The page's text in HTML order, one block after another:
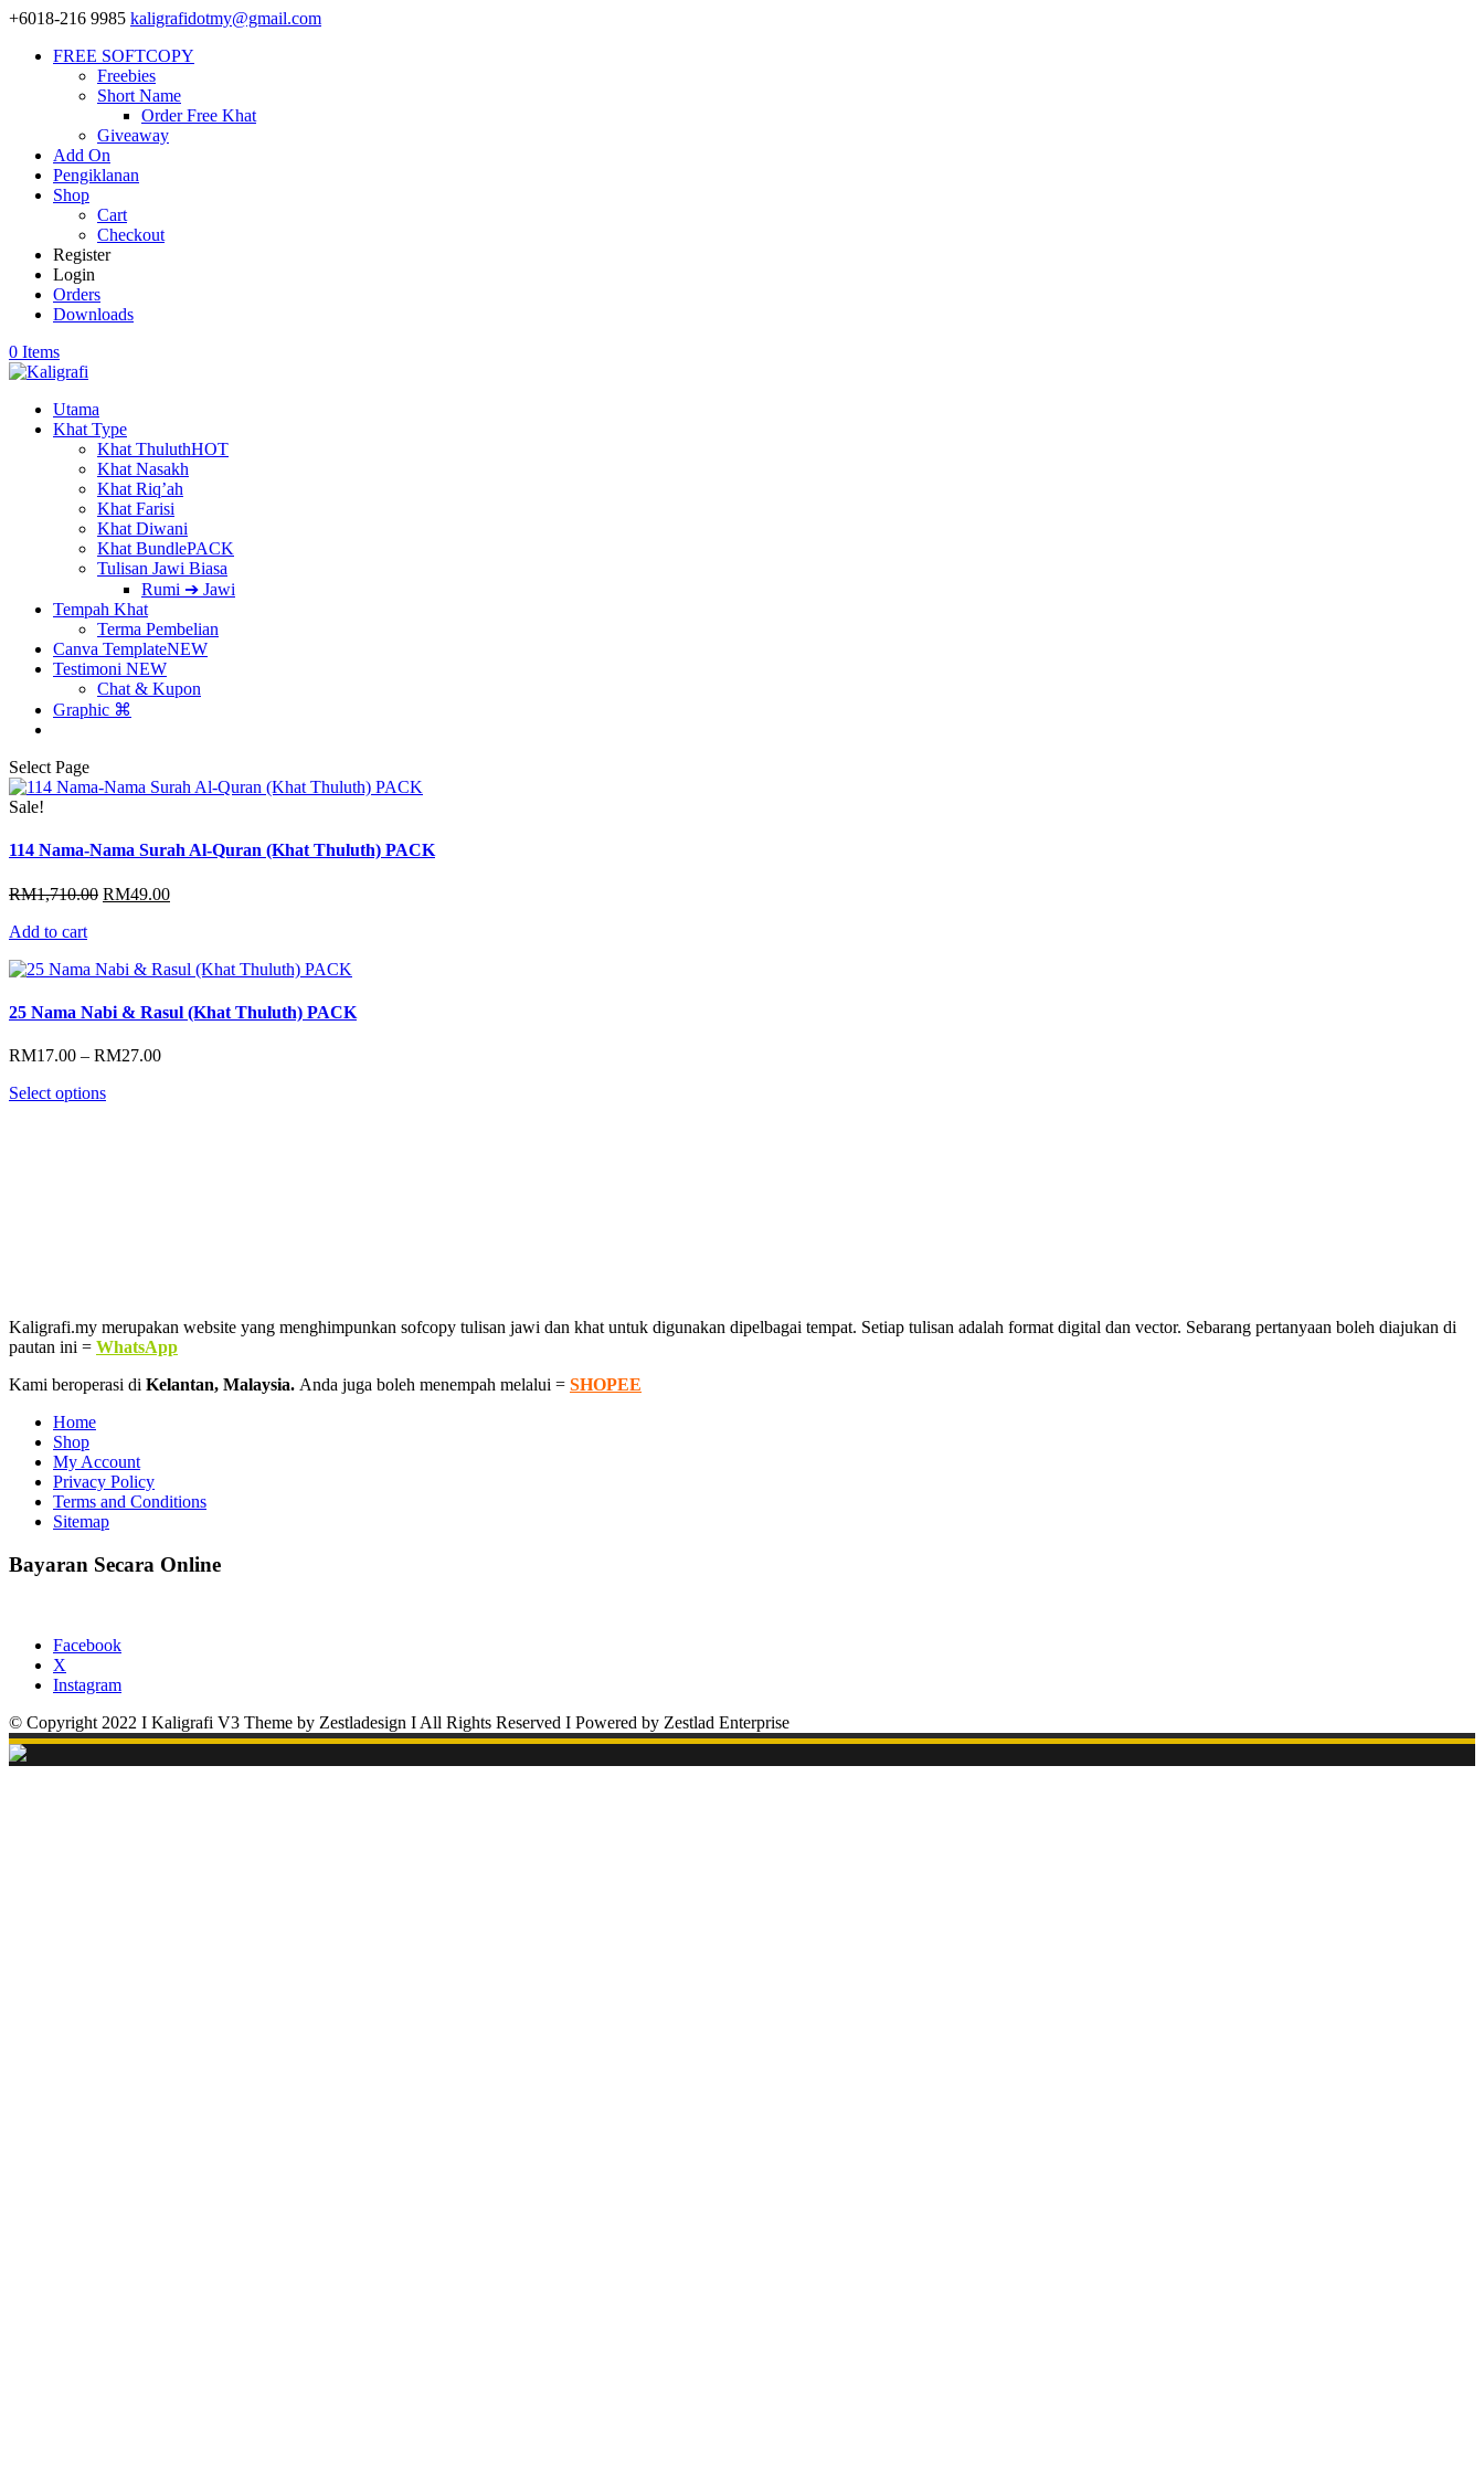
+6018-216 9985 kaligrafidotmy@gmail.com
FREE SOFTCOPY
Freebies
Short Name
Order Free Khat
Giveaway
Add On
Pengiklanan
Shop
Cart
Checkout
Register
Login
Orders
Downloads
0 Items
Utama
Khat Type
Khat ThuluthHOT
Khat Nasakh
Khat Riq’ah
Khat Farisi
Khat Diwani
Khat BundlePACK
Tulisan Jawi Biasa
Rumi ➔ Jawi
Tempah Khat
Terma Pembelian
Canva TemplateNEW
Testimoni NEW
Chat & Kupon
Graphic ⌘
Select Page
Sale!
114 Nama-Nama Surah Al-Quran (Khat Thuluth) PACK
RM1,710.00 Original
RM49.00Current
Add to cart
25 Nama Nabi & Rasul (Khat Thuluth) PACK
RM17.00 – RM27.00Price
Select options
Kaligrafi.my merupakan website yang menghimpunkan sofcopy tulisan jawi dan khat untuk digunakan dipelbagai tempat. Setiap tulisan adalah format digital dan vector. Sebarang pertanyaan boleh diajukan di
pautan ini = WhatsApp
Kami beroperasi di Kelantan, Malaysia. Anda juga boleh menempah melalui = SHOPEE
Home
Shop
My Account
Privacy Policy
Terms and Conditions
Sitemap
Bayaran Secara Online
Facebook
X
Instagram
© Copyright 2022 I Kaligrafi V3 Theme by Zestladesign I All Rights Reserved I Powered by Zestlad Enterprise